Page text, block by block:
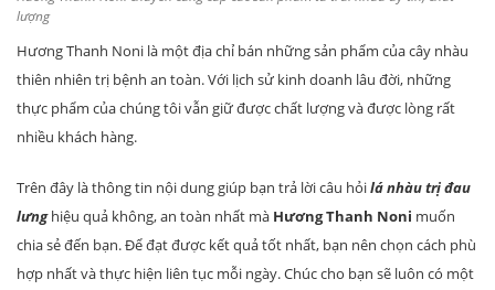
lượng
Hương Thanh Noni là một địa chỉ bán những sản phẩm của cây nhàu
thiên nhiên trị bệnh an toàn. Với lịch sử kinh doanh lâu đời, những
thực phẩm của chúng tôi vẫn giữ được chất lượng và được lòng rất
nhiều khách hàng.
Trên đây là thông tin nội dung giúp bạn trả lời câu hỏilá nhàu trị đau
lưnghiệu quả không, an toàn nhất mà Hương Thanh Noni muốn
chia sẻ đến bạn. Để đạt được kết quả tốt nhất, bạn nên chọn cách phù
hợp nhất và thực hiện liên tục mỗi ngày. Chúc cho bạn sẽ luôn có một